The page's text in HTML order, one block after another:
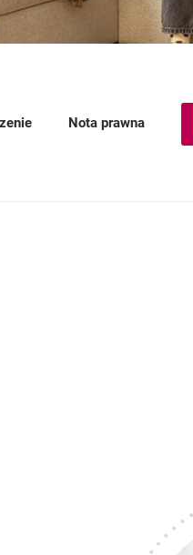
Nota prawna